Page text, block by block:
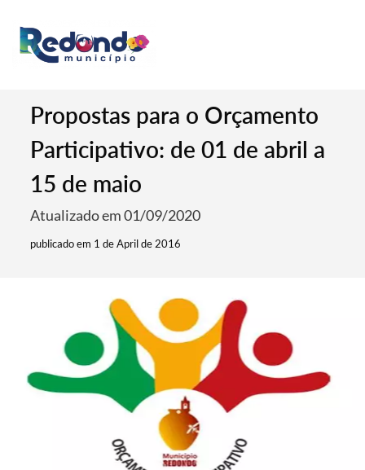
Propostas para o Orçamento
Participativo: de 01 de abril a
15 de maio
Atualizado em 01/09/2020
publicado em 1 de April de 2016